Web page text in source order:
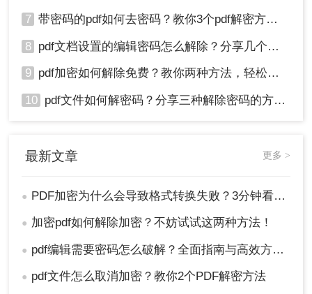
一致）
传输
文件隐
24小时自动删除，不保 会保存并可能泄露
解密成
99.5%+（兼容RC4/AES
加密）
仅50%-70%
批量处
支持1次解密4个文件 仅支持单个文件
7 带密码的pdf如何去密码？教你3个pdf解密方法！
8 pdf文档设置的编辑密码怎么解除？分享几个解密方法！
9 pdf加密如何解除免费？教你两种方法，轻松解锁pdf文件！
10 pdf文件如何解密码？分享三种解除密码的方法！
最新文章 更多 >
● PDF加密为什么会导致格式转换失败？3分钟看懂原因与解决方案！
● 加密pdf如何解除加密？不妨试试这两种方法！
● pdf编辑需要密码怎么破解？全面指南与高效方法详解！
● pdf文件怎么取消加密？教你2个PDF解密方法